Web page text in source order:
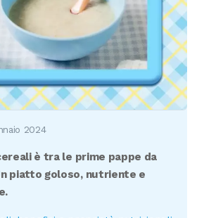
2024
è tra le prime pappe da
piatto goloso, nutriente e